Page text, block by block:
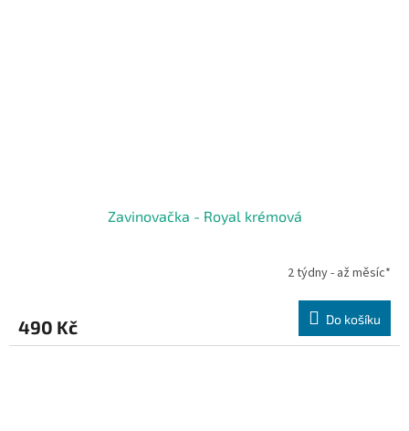
Zavinovačka - Royal krémová
2 týdny - až měsíc*
490 Kč Do košíku